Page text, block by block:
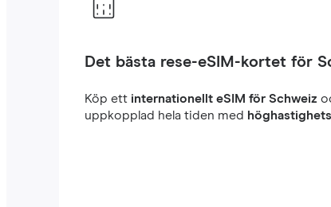
Det bästa rese-eSIM-kortet för
Köp ett internationellt eSIM för Schweiz
uppkopplad hela tiden med